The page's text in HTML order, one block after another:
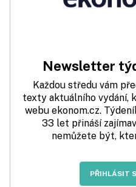
Newsletter
Každou středu vám
texty aktuálního vydání,
webu ekonom.cz.
33 let přináší
nemůžete být,
PŘIHLÁSIT